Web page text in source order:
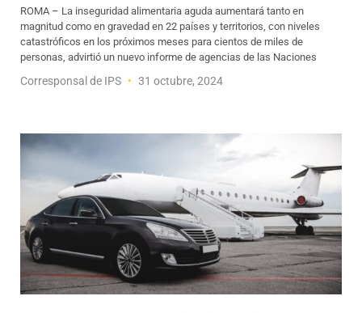
ROMA – La inseguridad alimentaria aguda aumentará tanto en
magnitud como en gravedad en 22 países y territorios, con niveles
catastróficos en los próximos meses para cientos de miles de
personas, advirtió un nuevo informe de agencias de las Naciones
Corresponsal de IPS 31 octubre, 2024